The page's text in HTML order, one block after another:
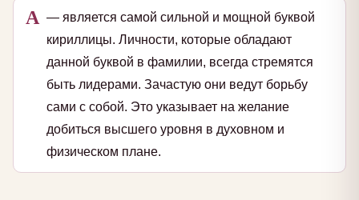
А — является самой сильной и мощной буквой
кириллицы. Личности, которые обладают
данной буквой в фамилии, всегда стремятся
быть лидерами. Зачастую они ведут борьбу
сами с собой. Это указывает на желание
добиться высшего уровня в духовном и
физическом плане.